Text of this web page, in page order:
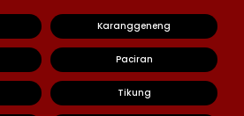
Karanggeneng
Paciran
Tikung